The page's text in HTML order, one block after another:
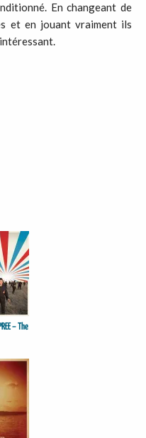
En changeant de
et en jouant vraiment ils
– The